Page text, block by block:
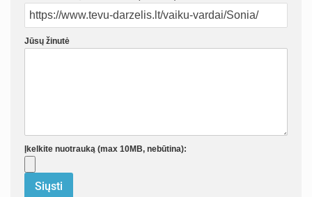
Jūsų žinutė
Įkelkite nuotrauką (max 10MB, nebūtina):